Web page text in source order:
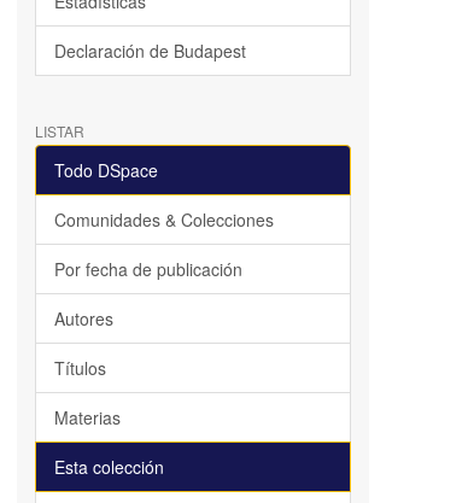
Declaración de Budapest
LISTAR
Todo DSpace
Comunidades & Colecciones
Por fecha de publicación
Autores
Títulos
Materias
Esta colección